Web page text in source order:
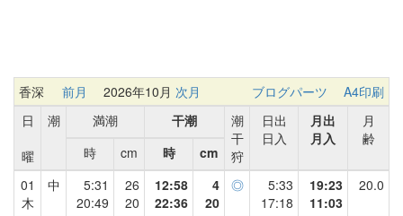
香深 前月 2026年10月 次月 ブログパーツ
A4印刷
日
曜
潮 満潮 干潮
潮
干
狩
日出
日入
月出
月入
月
齢
時
cm 時
cm
01
木
中
5:31
20:49
26
20
12:58
22:36
4
20
◎
5:33
17:18
19:23
11:03
20.0